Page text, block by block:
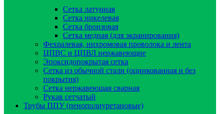
Сетка латунная
Сетка никелевая
Сетка бронзовая
Сетка медная (для экранирования)
Фехралевая, нихромовая проволока и лента
ЦПВС и ЦПВЛ нержавеющие
Эпоксидопокрытая сетка
Сетка из обычной стали (оцинкованная и без
покрытия)
Сетка нержавеющая сварная
Рукав сетчатый
Трубы ППУ (пенополиуретановые)